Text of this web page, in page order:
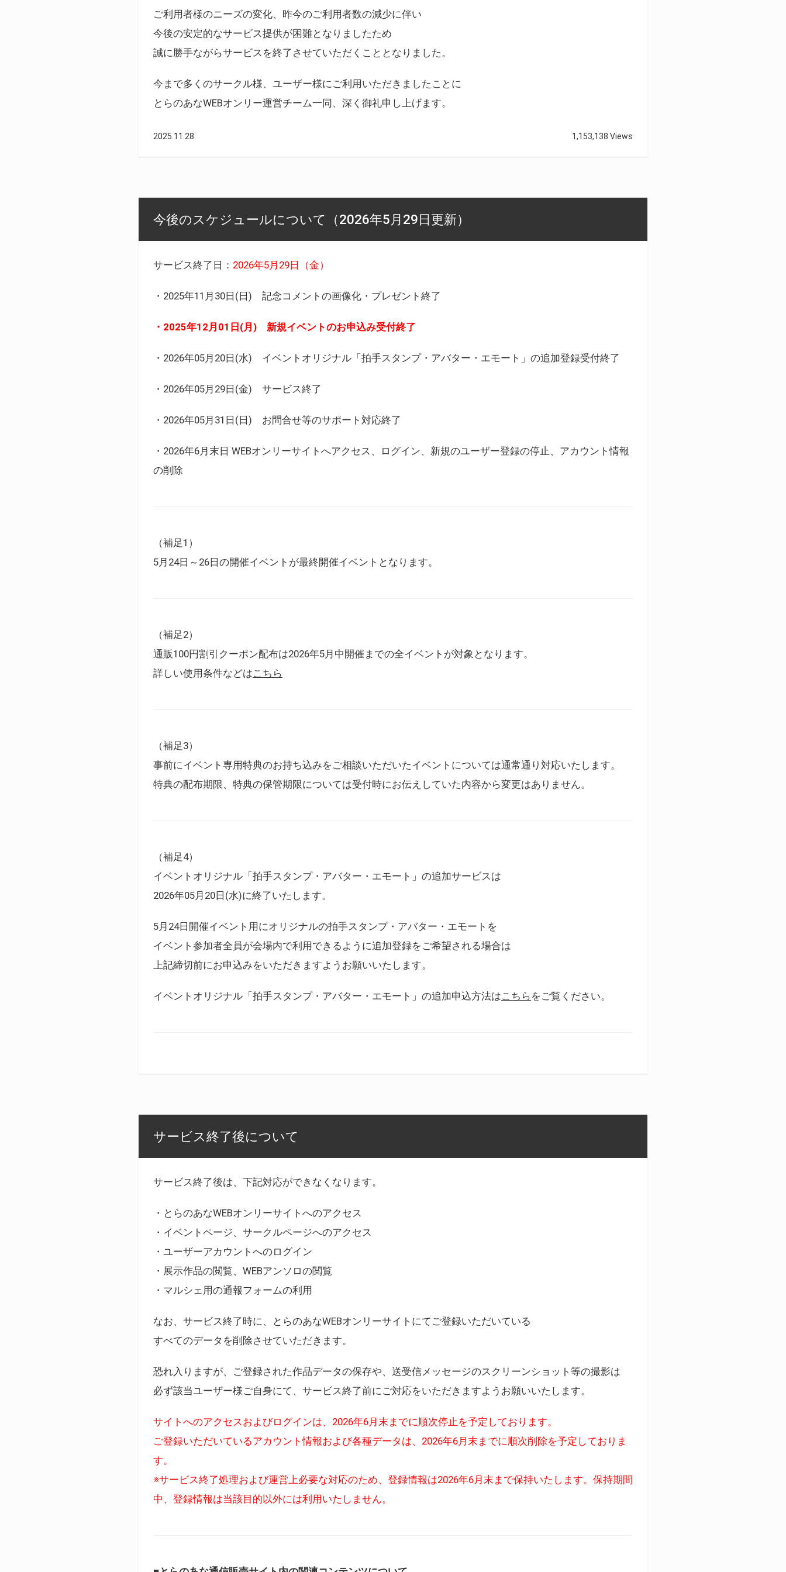
ご利用者様のニーズの変化、昨今のご利用者数の減少に伴い
今後の安定的なサービス提供が困難となりましたため
誠に勝手ながらサービスを終了させていただくこととなりました。
今まで多くのサークル様、ユーザー様にご利用いただきましたことに
とらのあなWEBオンリー運営チーム一同、深く御礼申し上げます。
2025.11.28 1,153,138 Views
今後のスケジュールについて（2026年5月29日更新）
サービス終了日： 2026年5月29日（金）
・2025年11月30日(日) 記念コメントの画像化・プレゼント終了
・2025年12月01日(月) 新規イベントのお申込み受付終了
・2026年05月20日(水) イベントオリジナル「拍手スタンプ・アバター・エモート」の追加登録受付終了
・2026年05月29日(金) サービス終了
・2026年05月31日(日) お問合せ等のサポート対応終了
・2026年6月末日 WEBオンリーサイトへアクセス、ログイン、新規のユーザー登録の停止、アカウント情報
の削除
（補足1）
5月24日～26日の開催イベントが最終開催イベントとなります。
（補足2）
通販100円割引クーポン配布は2026年5月中開催までの全イベントが対象となります。
詳しい使用条件などはこちら
（補足3）
事前にイベント専用特典のお持ち込みをご相談いただいたイベントについては通常通り対応いたします。
特典の配布期限、特典の保管期限については受付時にお伝えしていた内容から変更はありません。
（補足4）
イベントオリジナル「拍手スタンプ・アバター・エモート」の追加サービスは
2026年05月20日(水)に終了いたします。
5月24日開催イベント用にオリジナルの拍手スタンプ・アバター・エモートを
イベント参加者全員が会場内で利用できるように追加登録をご希望される場合は
上記締切前にお申込みをいただきますようお願いいたします。
イベントオリジナル「拍手スタンプ・アバター・エモート」の追加申込方法はこちら をご覧ください。
サービス終了後について
サービス終了後は、下記対応ができなくなります。
・とらのあなWEBオンリーサイトへのアクセス
・イベントページ、サークルページへのアクセス
・ユーザーアカウントへのログイン
・展示作品の閲覧、WEBアンソロの閲覧
・マルシェ用の通報フォームの利用
なお、サービス終了時に、とらのあなWEBオンリーサイトにてご登録いただいている
すべてのデータを削除させていただきます。
恐れ入りますが、ご登録された作品データの保存や、送受信メッセージのスクリーンショット等の撮影は
必ず該当ユーザー様ご自身にて、サービス終了前にご対応をいただきますようお願いいたします。
サイトへのアクセスおよびログインは、2026年6月末までに順次停止を予定しております。
ご登録いただいているアカウント情報および各種データは、2026年6月末までに順次削除を予定しておりま
す。
※サービス終了処理および運営上必要な対応のため、登録情報は2026年6月末まで保持いたします。保持期間
中、登録情報は当該目的以外には利用いたしません。